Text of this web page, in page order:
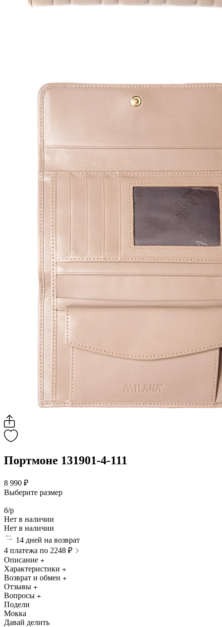
Портмоне 131901-4-111
8 990 ₽
Выберите размер
б/р
Нет в наличии
Нет в наличии
14 дней на возврат
4 платежа по 2248 ₽
Описание
Характеристики
Возврат и обмен
Отзывы
Вопросы
Подели
Мокка
Давай делить